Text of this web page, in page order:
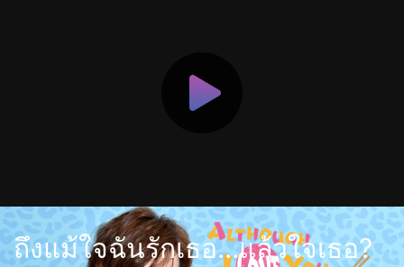
ถึงแม้ใจฉันรักเธอ...แล้วใจเธอ?